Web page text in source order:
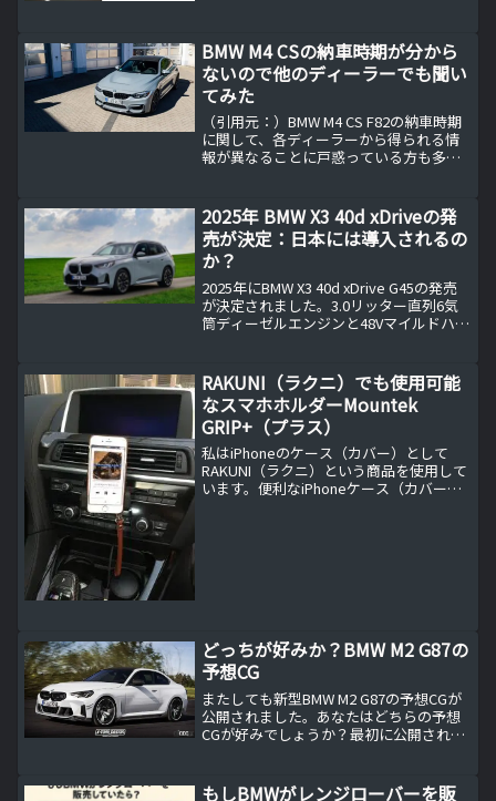
車両重量が増加し、加速性能が若干低下
したことが主な要...
BMW M4 CSの納車時期が分から
ないので他のディーラーでも聞い
てみた
（引用元：）BMW M4 CS F82の納車時期
に関して、各ディーラーから得られる情
報が異なることに戸惑っている方も多い
時期の情報は重要です。本記事では、私
が実際に体験...
2025年 BMW X3 40d xDriveの発
売が決定：日本には導入されるの
か？
2025年にBMW X3 40d xDrive G45の発売
が決定されました。3.0リッター直列6気
筒ディーゼルエンジンと48Vマイルドハイ
格、日本市場への導入の可能性、注目の
最新装備について詳しく解説します。
RAKUNI（ラクニ）でも使用可能
なスマホホルダーMountek
GRIP+（プラス）
私はiPhoneのケース（カバー）として
RAKUNI（ラクニ）という商品を使用して
います。便利なiPhoneケース（カバー）
どっちが好みか？BMW M2 G87の
予想CG
またしても新型BMW M2 G87の予想CGが
公開されました。あなたはどちらの予想
CGが好みでしょうか？最初に公開された
の記事で紹介しているフロント...
もしBMWがレンジローバーを販